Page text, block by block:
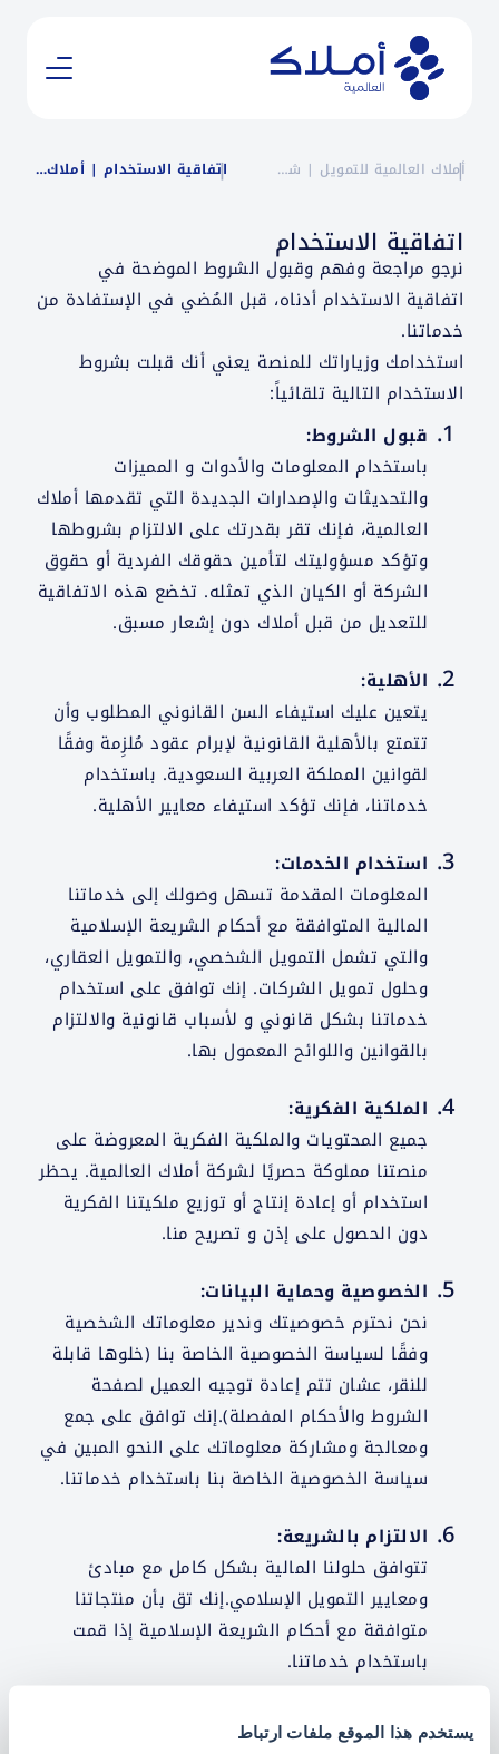
يستخدم هذا الموقع ملفات ارتباط
أملاك العالمية للتمويل | شركة تمويل للأفراد والشركات في السعودية اتفاقية الاستخدام | أملاك العالمية
اتفاقية الاستخدام
نرجو مراجعة وفهم وقبول الشروط الموضحة في
اتفاقية الاستخدام أدناه، قبل المُضي في الإستفادة من
خدماتنا.
استخدامك وزياراتك للمنصة يعني أنك قبلت بشروط
الاستخدام التالية تلقائياً:
قبول الشروط:
باستخدام المعلومات والأدوات و المميزات
والتحديثات والإصدارات الجديدة التي تقدمها أملاك
العالمية، فإنك تقر بقدرتك على الالتزام بشروطها
وتؤكد مسؤوليتك لتأمين حقوقك الفردية أو حقوق
الشركة أو الكيان الذي تمثله. تخضع هذه الاتفاقية
للتعديل من قبل أملاك دون إشعار مسبق.
الأهلية:
يتعين عليك استيفاء السن القانوني المطلوب وأن
تتمتع بالأهلية القانونية لإبرام عقود مُلزِمة وفقًا
لقوانين المملكة العربية السعودية. باستخدام
خدماتنا، فإنك تؤكد استيفاء معايير الأهلية.
استخدام الخدمات:
المعلومات المقدمة تسهل وصولك إلى خدماتنا
المالية المتوافقة مع أحكام الشريعة الإسلامية
والتي تشمل التمويل الشخصي، والتمويل العقاري،
وحلول تمويل الشركات. إنك توافق على استخدام
خدماتنا بشكل قانوني و لأسباب قانونية والالتزام
بالقوانين واللوائح المعمول بها.
الملكية الفكرية:
جميع المحتويات والملكية الفكرية المعروضة على
منصتنا مملوكة حصريًا لشركة أملاك العالمية. يحظر
استخدام أو إعادة إنتاج أو توزيع ملكيتنا الفكرية
دون الحصول على إذن و تصريح منا.
الخصوصية وحماية البيانات:
نحن نحترم خصوصيتك وندير معلوماتك الشخصية
وفقًا لسياسة الخصوصية الخاصة بنا (خلوها قابلة
للنقر، عشان تتم إعادة توجيه العميل لصفحة
الشروط والأحكام المفصلة).إنك توافق على جمع
ومعالجة ومشاركة معلوماتك على النحو المبين في
سياسة الخصوصية الخاصة بنا باستخدام خدماتنا.
الالتزام بالشريعة:
تتوافق حلولنا المالية بشكل كامل مع مبادئ
ومعايير التمويل الإسلامي.إنك تق بأن منتجاتنا
متوافقة مع أحكام الشريعة الإسلامية إذا قمت
باستخدام خدماتنا.
الأنشطة المحظورة: